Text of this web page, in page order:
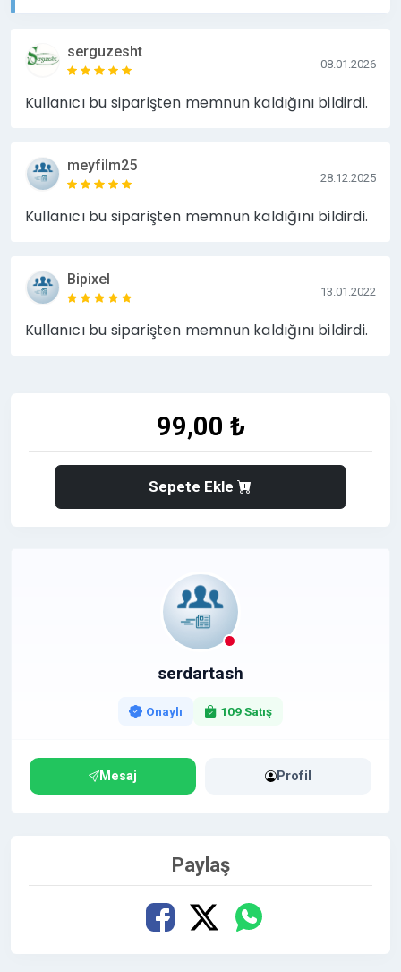
serguzesht
08.01.2026
Kullanıcı bu siparişten memnun kaldığını bildirdi.
meyfilm25
28.12.2025
Kullanıcı bu siparişten memnun kaldığını bildirdi.
Bipixel
13.01.2022
Kullanıcı bu siparişten memnun kaldığını bildirdi.
99,00 ₺
Sepete Ekle
serdartash
Onaylı 109 Satış
Mesaj Profil
Paylaş